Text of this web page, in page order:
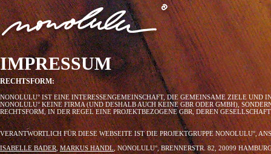
IMPRESSUM
RECHTSFORM:
NONOLULU° IST EINE INTERESSENGEMEINSCHAFT, DIE GEMEINSAME ZIELE UND
NONOLULU° KEINE FIRMA (UND DESHALB AUCH KEINE GBR ODER GMBH),
RECHTSFORM, IN DER REGEL EINE PROJEKTBEZOGENE GBR, DEREN
VERANTWORTLICH FÜR DIESE WEBSEITE IST DIE PROJEKTGRUPPE NONOLULU°,
ISABELLE BADER,MARKUS HANDL, NONOLULU°, BRENNERSTR. 82, 20099